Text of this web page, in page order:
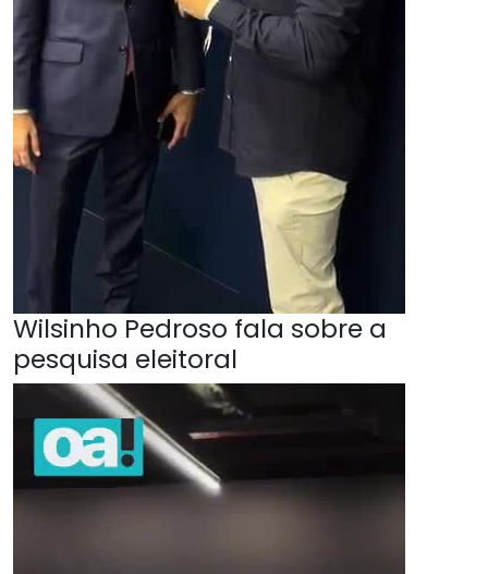
Wilsinho Pedroso fala sobre a
pesquisa eleitoral